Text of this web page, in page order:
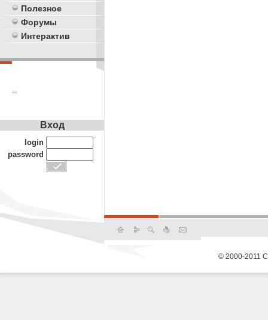
Полезное
Форумы
Интерактив
**
Вход
login
password
© 2000-2011